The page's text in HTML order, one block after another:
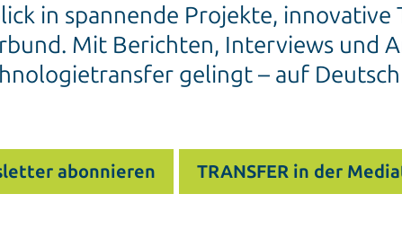
in spannende Projekte,
Mit Berichten, Interviews und
gelingt – auf
abonnieren TRANSFER in der